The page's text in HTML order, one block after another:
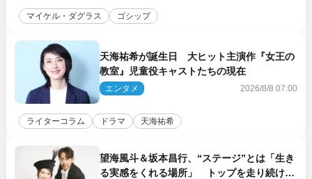
マイケル・ダグラス ゴシップ
天海祐希が誕生日 大ヒット主演作『女王の
教室』児童役キャストたちの現在
エンタメ 2026/8/8 07:00
ライターコラム ドラマ 天海祐希
望海風斗＆坂本昌行、“ステージ”とは「生き
る実感をくれる場所」 トップを走り続ける